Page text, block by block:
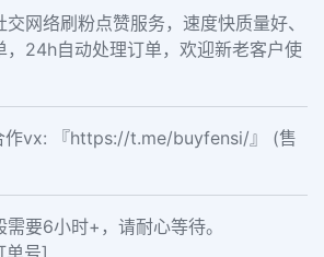
网络刷粉点赞服务，速度快质量好、
，24h自动处理订单，欢迎新老客户使
作vx: 『https://t.me/buyfensi/』 (售
要6小时+，请耐心等待。
单号]